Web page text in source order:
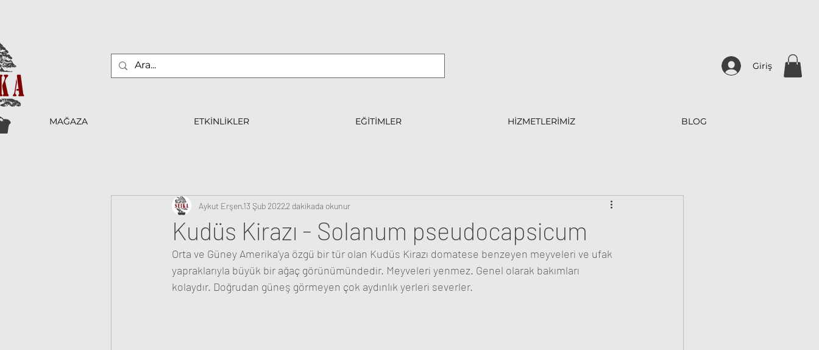
Giriş
MAĞAZA ETKİNLİKLER EĞİTİMLER HİZMETLERİMİZ BLOG
Kudüs Kirazı - Solanum pseudocapsicum
Aykut Erşen13 Şub 20222 dakikada okunur
Orta ve Güney Amerika’ya özgü bir tür olan Kudüs Kirazı domatese benzeyen meyveleri ve ufak
yapraklarıyla büyük bir ağaç görünümündedir. Meyveleri yenmez. Genel olarak bakımları
kolaydır. Doğrudan güneş görmeyen çok aydınlık yerleri severler.